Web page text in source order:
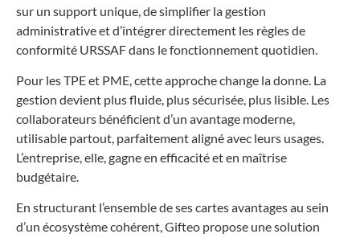
sur un support unique, de simplifier la gestion
administrative et d’intégrer directement les règles de
conformité URSSAF dans le fonctionnement quotidien.
Pour les TPE et PME, cette approche change la donne. La
gestion devient plus fluide, plus sécurisée, plus lisible. Les
collaborateurs bénéficient d’un avantage moderne,
utilisable partout, parfaitement aligné avec leurs usages.
L’entreprise, elle, gagne en efficacité et en maîtrise
budgétaire.
En structurant l’ensemble de ses cartes avantages au sein
d’un écosystème cohérent, Gifteo propose une solution